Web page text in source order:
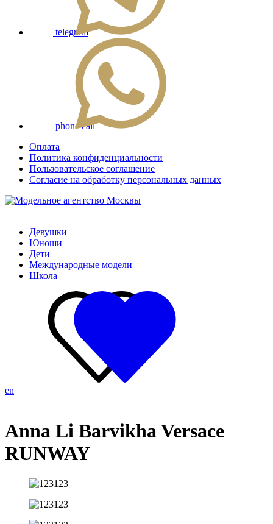
telegram
phone call
Оплата
Политика конфиденциальности
Пользовательское соглашение
Согласие на обработку персональных данных
Девушки
Юноши
Дети
Международные модели
Школа
en
Anna Li Barvikha Versace
RUNWAY